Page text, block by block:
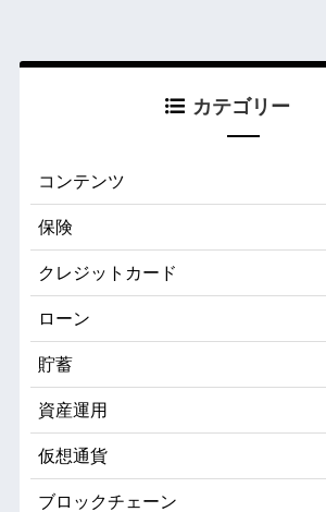
カテゴリー
コンテンツ
保険
クレジットカード
ローン
貯蓄
資産運用
仮想通貨
ブロックチェーン